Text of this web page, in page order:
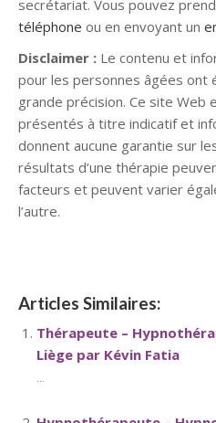
secrétariat. Vous pouvez
téléphone ou en envoyant un
Disclaimer : Le contenu et
pour les personnes âgées ont
grande précision. Ce site Web
présentés à titre indicatif et
donnent aucune garantie sur
résultats d’une thérapie
facteurs et peuvent varier
l’autre.
Articles Similaires:
Thérapeute –
Liège par Kévin Fatia
...